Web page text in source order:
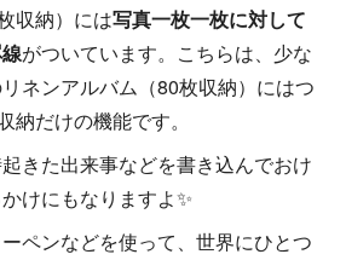
収納）には写真一枚一枚に対して
がついています。こちらは、少な
ネンアルバム（80枚収納）にはつ
納だけの機能です。
きた出来事などを書き込んでおけ
けにもなりますよ✨
ペンなどを使って、世界にひとつ